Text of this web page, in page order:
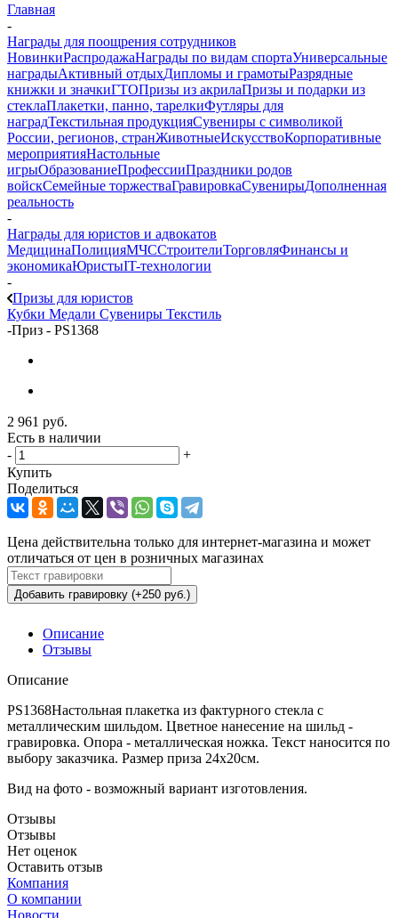
Главная
-
Награды для поощрения сотрудников
НовинкиРаспродажаНаграды по видам спортаУниверсальные
наградыАктивный отдыхДипломы и грамотыРазрядные
книжки и значкиГТОПризы из акрилаПризы и подарки из
стеклаПлакетки, панно, тарелкиФутляры для
наградТекстильная продукцияСувениры с символикой
России, регионов, странЖивотныеИскусствоКорпоративные
мероприятияНастольные
игрыОбразованиеПрофессииПраздники родов
войскСемейные торжестваГравировкаСувенирыДополненная
реальность
-
Награды для юристов и адвокатов
МедицинаПолицияМЧССтроителиТорговляФинансы и
экономикаЮристыIT-технологии
-
Призы для юристов
Кубки Медали Сувениры Текстиль
-Приз - PS1368
2 961 руб.
Есть в наличии
-
+
Купить
Поделиться
Цена действительна только для интернет-магазина и может
отличаться от цен в розничных магазинах
Добавить гравировку (+250 руб.)
Описание
Отзывы
Описание
PS1368Настольная плакетка из фактурного стекла с
металлическим шильдом. Цветное нанесение на шильд -
гравировка. Опора - металлическая ножка. Текст наносится по
выбору заказчика. Размер приза 24х20см.
Вид на фото - возможный вариант изготовления.
Отзывы
Отзывы
Нет оценок
Оставить отзыв
Компания
О компании